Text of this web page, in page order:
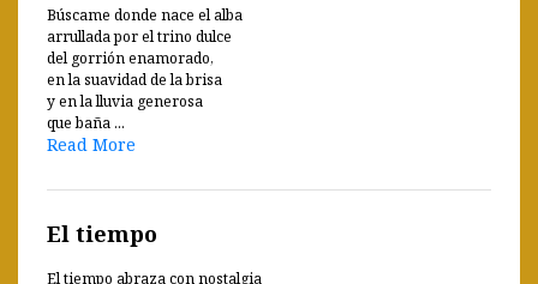
Búscame donde nace el alba
arrullada por el trino dulce
del gorrión enamorado,
en la suavidad de la brisa
y en la lluvia generosa
que baña ...
Read More
El tiempo
El tiempo abraza con nostalgia